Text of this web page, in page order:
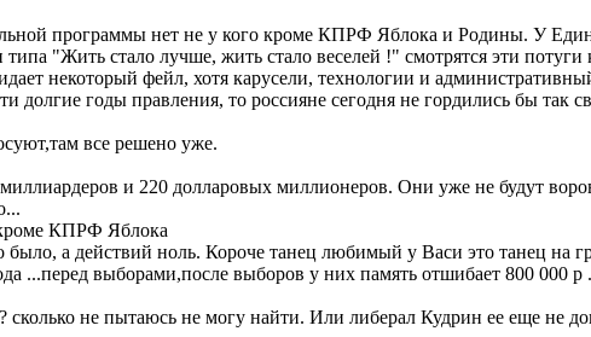
программы нет не у кого кроме КПРФ Яблока и Родины. У
"Жить стало лучше, жить стало веселей !" смотрятся эти
некоторый фейл, хотя карусели, технологии и
долгие годы правления, то россияне сегодня не гордились бы так
все решено уже.
и 220 долларовых миллионеров. Они уже не будут
КПРФ Яблока
а действий ноль. Короче танец любимый у Васи это танец на
...перед выборами,после выборов у них память отшибает 800 000 р
не пытаюсь не могу найти. Или либерал Кудрин ее еще не